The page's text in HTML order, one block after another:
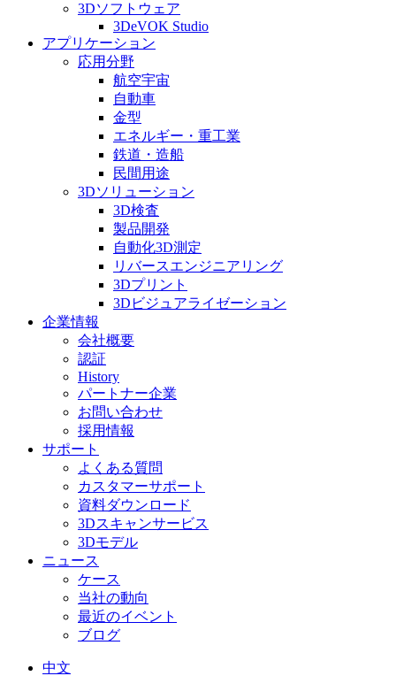
3Dソフトウェア
3DeVOK Studio
アプリケーション
応用分野
航空宇宙
自動車
金型
エネルギー・重工業
鉄道・造船
民間用途
3Dソリューション
3D検査
製品開発
自動化3D測定
リバースエンジニアリング
3Dプリント
3Dビジュアライゼーション
企業情報
会社概要
認証
History
パートナー企業
お問い合わせ
採用情報
サポート
よくある質問
カスタマーサポート
資料ダウンロード
3Dスキャンサービス
3Dモデル
ニュース
ケース
当社の動向
最近のイベント
ブログ
中文